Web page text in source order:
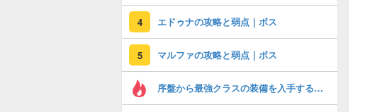
4 エドゥナの攻略と弱点｜ボス
5 マルファの攻略と弱点｜ボス
序盤から最強クラスの装備を入手する方法